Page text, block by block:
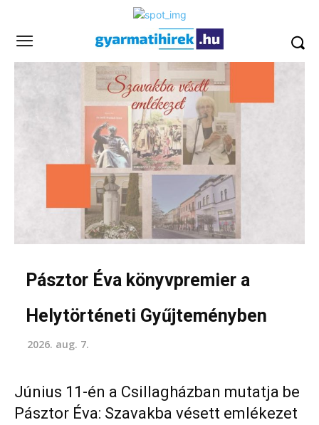
Pásztor Éva könyvpremier a
Helytörténeti Gyűjteményben
2026. aug. 7.
Június 11-én a Csillagházban mutatja be
Pásztor Éva: Szavakba vésett emlékezet